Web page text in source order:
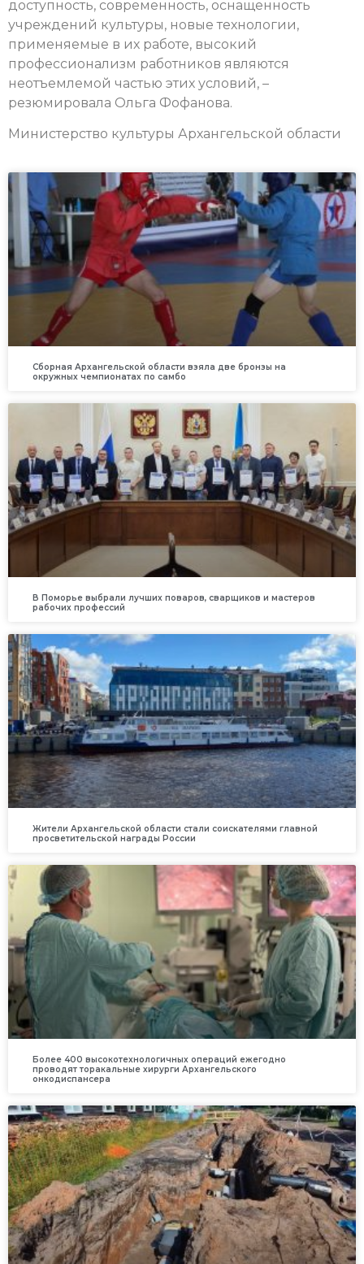
доступность, современность, оснащенность
учреждений культуры, новые технологии,
применяемые в их работе, высокий
профессионализм работников являются
неотъемлемой частью этих условий, –
резюмировала Ольга Фофанова.
Министерство культуры Архангельской области
Сборная Архангельской области взяла две бронзы на
окружных чемпионатах по самбо
В Поморье выбрали лучших поваров, сварщиков и мастеров
рабочих профессий
Жители Архангельской области стали соискателями главной
просветительской награды России
Более 400 высокотехнологичных операций ежегодно
проводят торакальные хирурги Архангельского
онкодиспансера